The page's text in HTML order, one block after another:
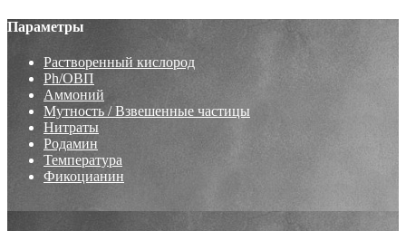
Параметры
Растворенный кислород
Ph/ОВП
Аммоний
Мутность / Взвешенные частицы
Нитраты
Родамин
Температура
Фикоцианин